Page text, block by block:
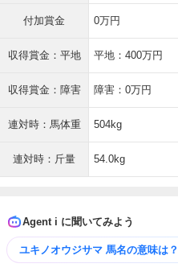
付加賞金 0万円
収得賞金：平地 平地：400万円
収得賞金：障害 障害：0万円
連対時：馬体重 504kg
連対時：斤量 54.0kg
Agent i に聞いてみよう
ユキノオウジサマ 馬名の意味は？